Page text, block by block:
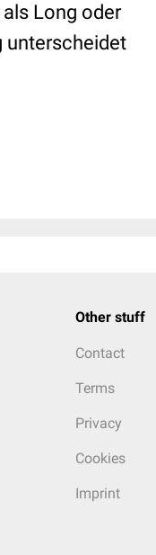
Long oder
unterscheidet
Other stuff
Contact
Terms
Privacy
Cookies
Imprint